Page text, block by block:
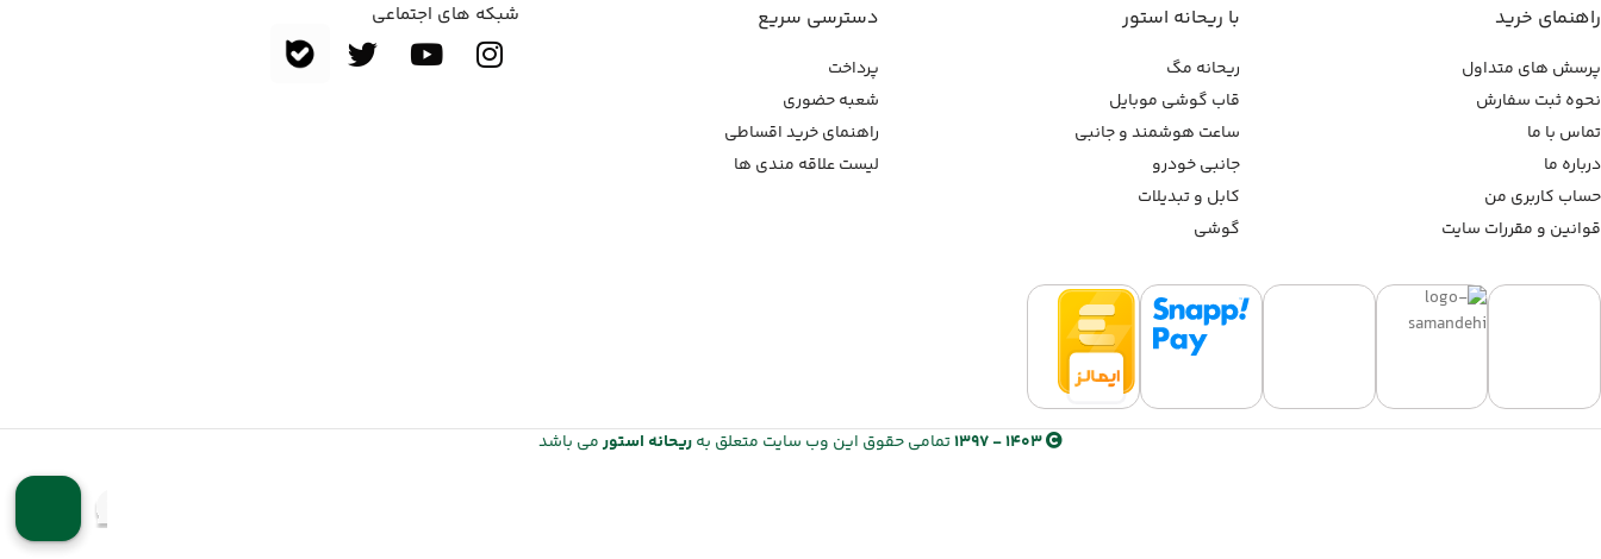
راهنمای خرید
پرسش های متداول
نحوه ثبت سفارش
تماس با ما
درباره ما
حساب کاربری من
قوانین و مقررات سایت
با ریحانه استور
ریحانه مگ
قاب گوشی موبایل
ساعت هوشمند و جانبی
جانبی خودرو
کابل و تبدیلات
گوشی
دسترسی سریع
پرداخت
شعبه حضوری
راهنمای خرید اقساطی
لیست علاقه مندی ها
شبکه های اجتماعی
1403 - 1397 تمامی حقوق این وب سایت متعلق بهریحانه استورمی باشد